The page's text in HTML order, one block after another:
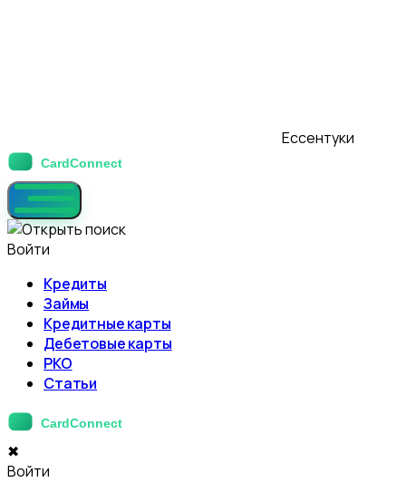
Ессентуки
Войти
Кредиты
Займы
Кредитные карты
Дебетовые карты
РКО
Статьи
✖
Войти